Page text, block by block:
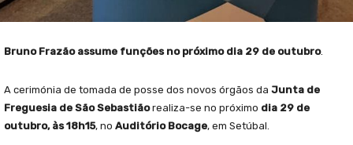
Bruno Frazão assume funções no próximo dia 29 de outubro.
A cerimónia de tomada de posse dos novos órgãos da Junta de
Freguesia de São Sebastiãorealiza-se no próximo dia 29 de
outubro, às 18h15, no Auditório Bocage, em Setúbal.